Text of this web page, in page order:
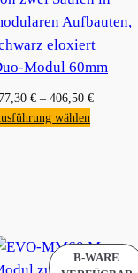
Modul 60mm
€ – 406,50 €
wählen